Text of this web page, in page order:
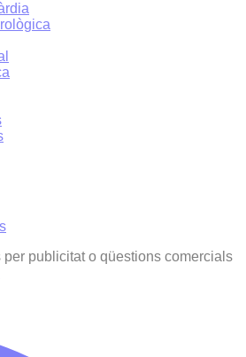
publicitat o qüestions comercials